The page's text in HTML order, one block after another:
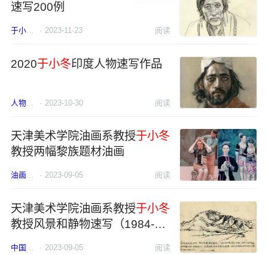
速写200例
于小冬 速写
· 2023-11-23 阅读
2020于小冬印度人物速写作品
人物 于小冬 速写
· 2023-10-30 阅读
天津美术学院油画系教授于小冬
教授两幅黎族题材油画
油画中国 于小冬
· 2023-09-05 阅读
天津美术学院油画系教授于小冬
教授风景和静物速写（1984-
中国于小冬 速写
· 2023-09-05 阅读